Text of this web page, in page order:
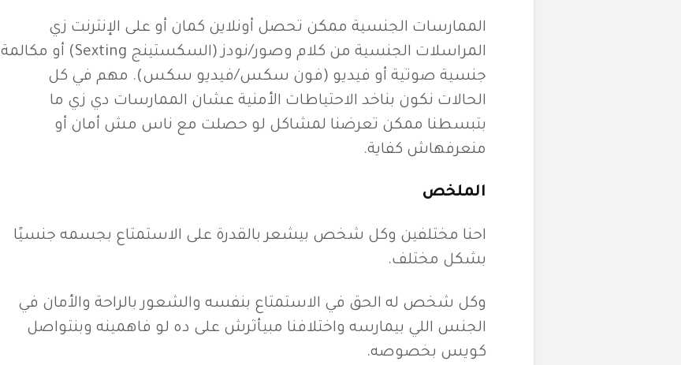
الممارسات الجنسية ممكن تحصل أونلاين كمان أو على الإنترنت زي
المراسلات الجنسية من كلام وصور/نودز (السكستينج Sexting) أو مكالمة
جنسية صوتية أو فيديو (فون سكس/فيديو سكس). مهم في كل
الحالات نكون بناخد الاحتياطات الأمنية عشان الممارسات دي زي ما
بتبسطنا ممكن تعرضنا لمشاكل لو حصلت مع ناس مش أمان أو
منعرفهاش كفاية.
الملخص
احنا مختلفين وكل شخص بيشعر بالقدرة على الاستمتاع بجسمه جنسيًا
بشكل مختلف.
وكل شخص له الحق في الاستمتاع بنفسه والشعور بالراحة والأمان في
الجنس اللي بيمارسه واختلافنا مبيأثرش على ده لو فاهمينه وبنتواصل
كويس بخصوصه.